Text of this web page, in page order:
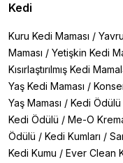
Kedi
Kuru Kedi Maması /
Maması / Yetişkin Kedi
Kısırlaştırılmış Kedi
Yaş Kedi Maması /
Yaş Maması / Kedi Ödülü
Kedi Ödülü / Me-O
Ödülü / Kedi Kumları /
Kedi Kumu / Ever Clean